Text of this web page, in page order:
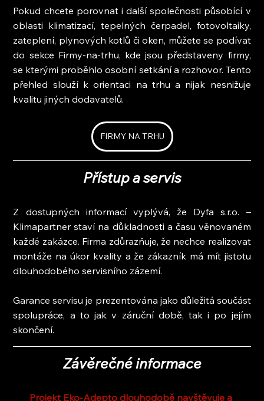
Pokud chcete porovnat i další společnosti působící v
oblasti klimatizací, tepelných čerpadel, fotovoltaiky,
zateplení, plynových kotlů či oken, můžete se podívat
do sekce Firmy-na-trhu, kde jsou představeny firmy,
se kterými proběhlo osobní setkání a rozhovor. Tento
přehled slouží k orientaci na trhu a nijak nesnižuje
kvalitu jiných dodavatelů.
FIRMY NA TRHU
Přístup a servis
Z dostupných informací vyplývá, že Dyfa s.r.o. –
Klimapartner staví na důkladnosti a času věnovaném
každé zakázce. Firma zdůrazňuje, že nechce realizovat
montáže na úkor kvality a že zákazník má mít jistotu
dlouhodobého servisního zázemí.
Garance servisu je prezentována jako důležitá součást
spolupráce, a to jak v záruční době, tak i po jejím
skončení.
Závěrečné informace
Projekt Eko-Adepto dlouhodobě navštěvuje a